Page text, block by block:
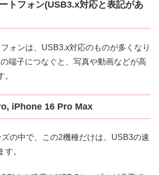
トフォン(USB3.x対応と表記があ
ォンは、USB3.x対応のものが多くなり
端子につなぐと、写真や動画などが高
iPhone 16 Pro Max
の中で、この2機種だけは、USB3の速
す。